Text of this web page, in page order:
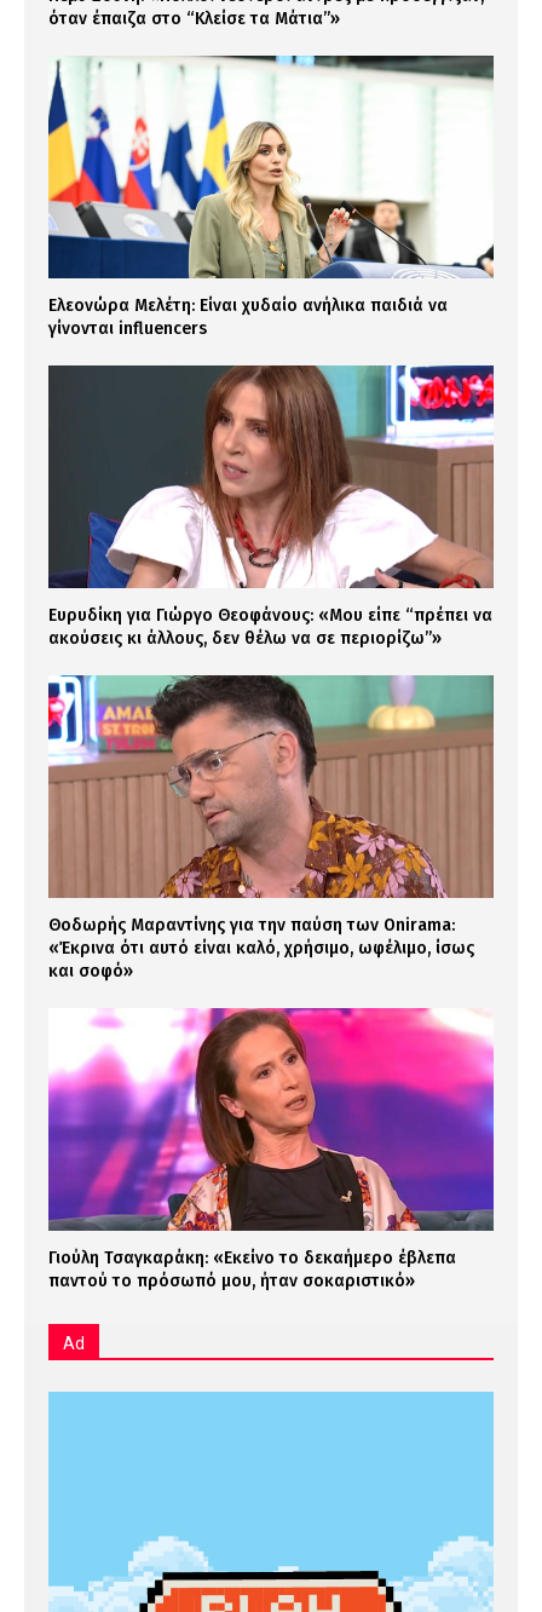
όταν έπαιζα στο “Κλείσε τα Μάτια”»
Ελεονώρα Μελέτη: Είναι χυδαίο ανήλικα παιδιά να
γίνονται influencers
Ευρυδίκη για Γιώργο Θεοφάνους: «Μου είπε “πρέπει να
ακούσεις κι άλλους, δεν θέλω να σε περιορίζω”»
Θοδωρής Μαραντίνης για την παύση των Onirama:
«Έκρινα ότι αυτό είναι καλό, χρήσιμο, ωφέλιμο, ίσως
και σοφό»
Γιούλη Τσαγκαράκη: «Εκείνο το δεκαήμερο έβλεπα
παντού το πρόσωπό μου, ήταν σοκαριστικό»
Ad